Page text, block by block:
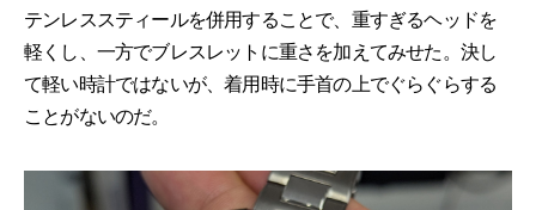
テンレススティールを併用することで、重すぎるヘッドを
軽くし、一方でブレスレットに重さを加えてみせた。決し
て軽い時計ではないが、着用時に手首の上でぐらぐらする
ことがないのだ。